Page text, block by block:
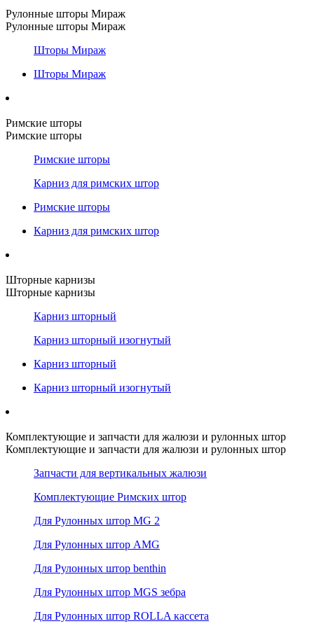
Рулонные шторы Мираж
Рулонные шторы Мираж
Шторы Мираж
Шторы Мираж
Римские шторы
Римские шторы
Римские шторы
Карниз для римских штор
Римские шторы
Карниз для римских штор
Шторные карнизы
Шторные карнизы
Карниз шторный
Карниз шторный изогнутый
Карниз шторный
Карниз шторный изогнутый
Комплектующие и запчасти для жалюзи и рулонных штор
Комплектующие и запчасти для жалюзи и рулонных штор
Запчасти для вертикальных жалюзи
Комплектующие Римских штор
Для Рулонных штор MG 2
Для Рулонных штор AMG
Для Рулонных штор benthin
Для Рулонных штор MGS зебра
Для Рулонных штор ROLLA кассета